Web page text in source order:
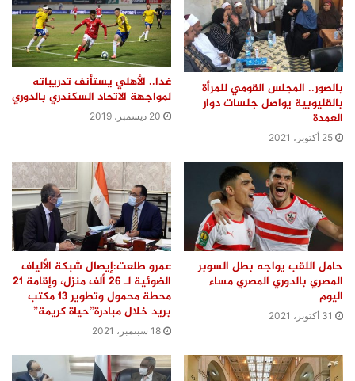
بالصور.. المجلس القومي للمرأة
بالقليوبية يواصل جلسات دوار
العمدة
25 أكتوبر، 2021
غدا.. الأهلي يستأنف تدريباته
لمواجهة الاتحاد السكندري بالدوري
20 ديسمبر، 2019
حامل اللقب يواجه بطل السوبر
المصري بالدوري المصري مساء
اليوم
31 أكتوبر، 2021
عمرو طلعت:إيصال شبكة الألياف
الضوئية لـ 26 ألف منزل، وإقامة 21
محطة محمول وتطوير 13 مكتب
بريد خلال مبادرة”حياة كريمة”
18 سبتمبر، 2021